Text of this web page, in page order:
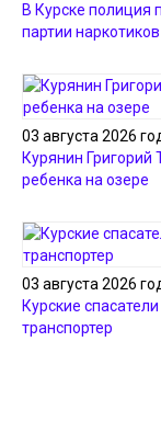
В Курске полиция
партии наркотиков
03 августа 2026
Курянин Григорий
ребенка на озере
03 августа 2026
Курские
транспортер